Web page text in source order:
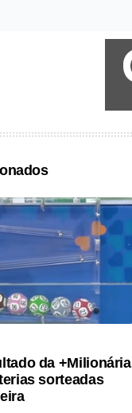
da +Milionária
sorteadas